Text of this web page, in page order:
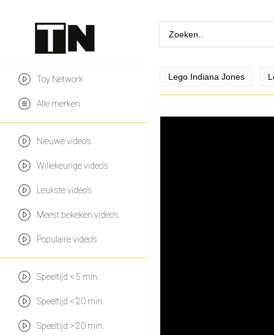
Toy Network
Alle merken
Nieuwe video's
Willekeurige video's
Leukste video's
Meest bekeken video's
Populaire video's
Speeltijd < 5 min.
Speeltijd < 20 min.
Speeltijd > 20 min.
Lego Indiana Jones